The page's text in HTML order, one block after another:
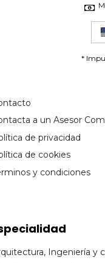
*
a un Asesor
de privacidad
de cookies
y condiciones
Ingeniería y